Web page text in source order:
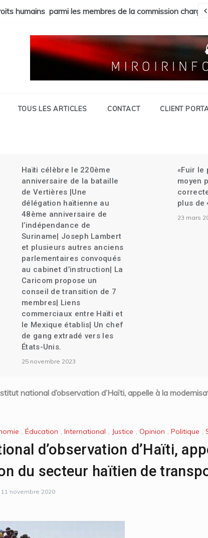
| La foudre tue 6 personnes à St Raphael | Le
humains parmi les membres de la commission
TOUS LES ARTICLES CONTACT CLIENT
Haïti célèbre le 220ème
anniversaire de la bataille
de Vertières |Une
délégation haïtienne au
48ème anniversaire de
l’indépendance de
Suriname| Joseph Lambert
et plusieurs autres anciens
parlementaires convoqués
au cabinet d’instruction| La
Caricom propose un
conseil de transition de 7
membres| Liens
commerciaux entre Haïti et
le Mexique établis| Un chef
de gang extradé vers les
États-Unis.
25 novembre 2023
«Fuir le
moyen
plus de
23 mars
national d’observation d’Haïti, appelle à la
, Éducation , International , Justice , Opinion , Politique ,
d’observation d’Haïti,
du secteur haïtien de
11 novembre 2020